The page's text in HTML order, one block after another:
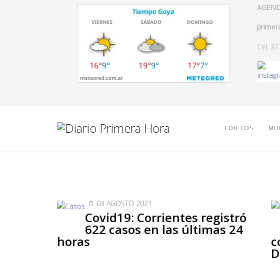
Cel:
EDICTOS
03 AGOSTO 2021
Covid19: Corrientes registró
622 casos en las últimas 24
horas